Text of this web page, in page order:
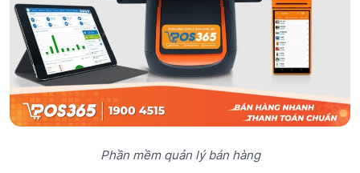
Phần mềm quản lý bán hàng